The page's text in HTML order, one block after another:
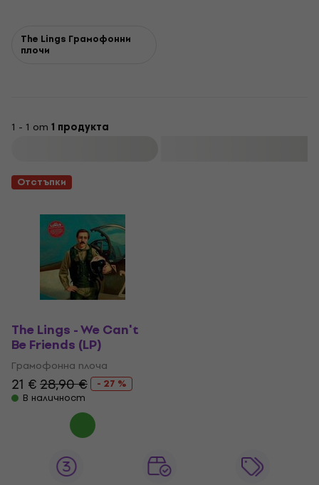
The Lings Грамофонни
плочи
1 - 1 от 1 продукта
Отстъпки
The Lings - We Can't
Be Friends (LP)
Грамофонна плоча
21 €28,90 €
- 27 %
В наличност